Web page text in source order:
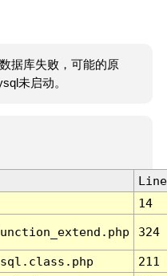
据库失败，可能的原
未启动。
Line
14
324
211